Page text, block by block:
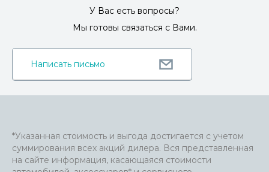
У Вас есть вопросы?
Мы готовы связаться с Вами.
Написать письмо
*Указанная стоимость и выгода достигается с учетом
суммирования всех акций дилера. Вся представленная
на сайте информация, касающаяся стоимости